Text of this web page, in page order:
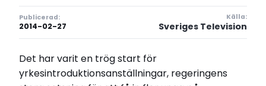
Publicerad:
2014-02-27
Källa:
Sveriges Television
Det har varit en trög start för
yrkesintroduktionsanställningar, regeringens